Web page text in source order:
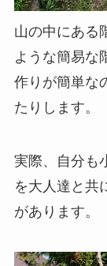
山の中にある
ような簡易な
作りが簡単な
たりします。
実際、自分も
を大人達と共
があります。